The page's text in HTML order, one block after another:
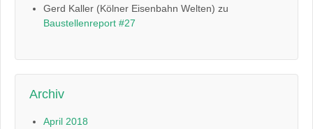
Gerd Kaller (Kölner Eisenbahn Welten) zu
Baustellenreport #27
Archiv
April 2018